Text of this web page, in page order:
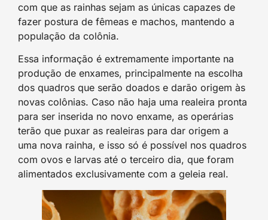
com que as rainhas sejam as únicas capazes de
fazer postura de fêmeas e machos, mantendo a
população da colônia.
Essa informação é extremamente importante na
produção de enxames, principalmente na escolha
dos quadros que serão doados e darão origem às
novas colônias. Caso não haja uma realeira pronta
para ser inserida no novo enxame, as operárias
terão que puxar as realeiras para dar origem a
uma nova rainha, e isso só é possível nos quadros
com ovos e larvas até o terceiro dia, que foram
alimentados exclusivamente com a geleia real.